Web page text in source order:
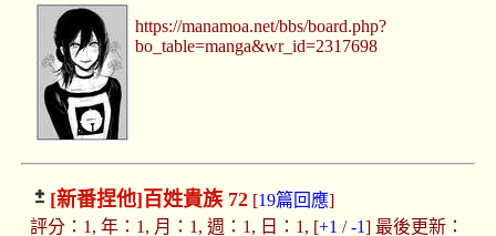
https://manamoa.net/bbs/board.php?
bo_table=manga&wr_id=2317698
[新番捏他] 百姓貴族 72[19篇回應]
評分：1, 年：1, 月：1, 週：1, 日：1, [+1 /-1] 最後更新：